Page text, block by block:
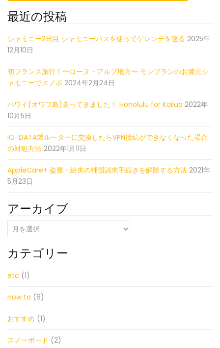
最近の投稿
シャモニー2日目 シャモニーバスを使ってゲレンデを巡る 2025年
12月10日
初フランス旅行！〜ローヌ・アルプ地方〜 モンブランのお膝元シ
ャモニーでスノボ 2024年2月24日
ハワイ(オワフ島)走ってきました！ Honolulu for Kailua 2022年
10月5日
IO-DATA製ルーターに交換したらVPN接続ができなくなった場合
の対処方法 2022年1月11日
AppleCare+ 盗難・紛失の補償請求手続きを解除する方法 2021年
5月23日
アーカイブ
ー
カ
イ
ブ
カテゴリー
etc (1)
How to (6)
おすすめ (1)
スノーボード (2)